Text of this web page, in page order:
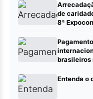
de
8ª
brasileiros
Entenda o